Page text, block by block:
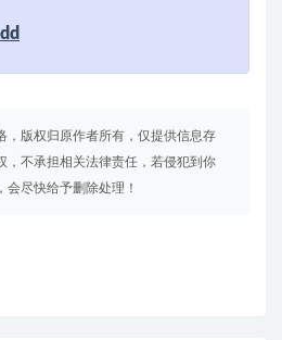
，版权归原作者所有，仅提供信息存
，不承担相关法律责任，若侵犯到你
尽快给予删除处理！